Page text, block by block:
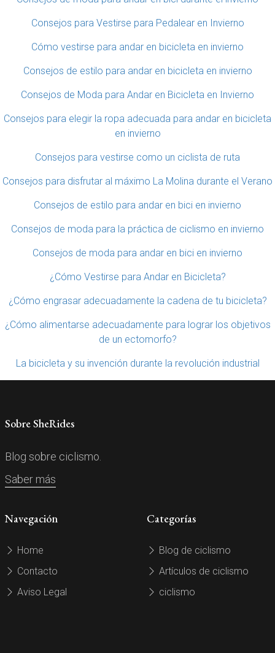
Consejos para Vestirse para Pedalear en Invierno
Cómo vestirse para andar en bicicleta en invierno
Consejos de estilo para andar en bicicleta en invierno
Consejos de Moda para Andar en Bicicleta en Invierno
Consejos para elegir la ropa adecuada para andar en bicicleta
en invierno
Consejos para vestirse como un ciclista de ruta
Consejos para disfrutar al máximo La Molina durante el Verano
Consejos de estilo para andar en bici en invierno
Consejos de moda para la práctica de ciclismo en invierno
Consejos de moda para andar en bici en invierno
¿Cómo Vestirse para Andar en Bicicleta?
¿Cómo engrasar adecuadamente la cadena de tu bicicleta?
¿Cómo alimentarse adecuadamente para lograr los objetivos
de un ectomorfo?
La bicicleta y su invención durante la revolución industrial
Sobre SheRides
Blog sobre ciclismo.
Saber más
Navegación
Home
Contacto
Aviso Legal
Categorías
Blog de ciclismo
Artículos de ciclismo
ciclismo